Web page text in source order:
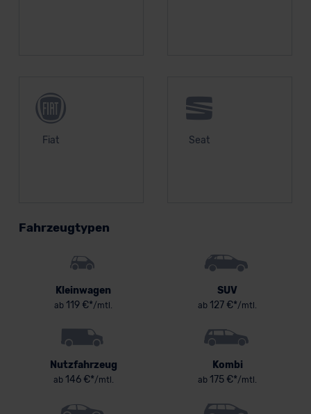
Fiat Seat
Fahrzeugtypen
Kleinwagen
ab 119 €*/mtl.
SUV
ab 127 €*/mtl.
Nutzfahrzeug
ab146 €*/mtl.
Kombi
ab 175 €*/mtl.